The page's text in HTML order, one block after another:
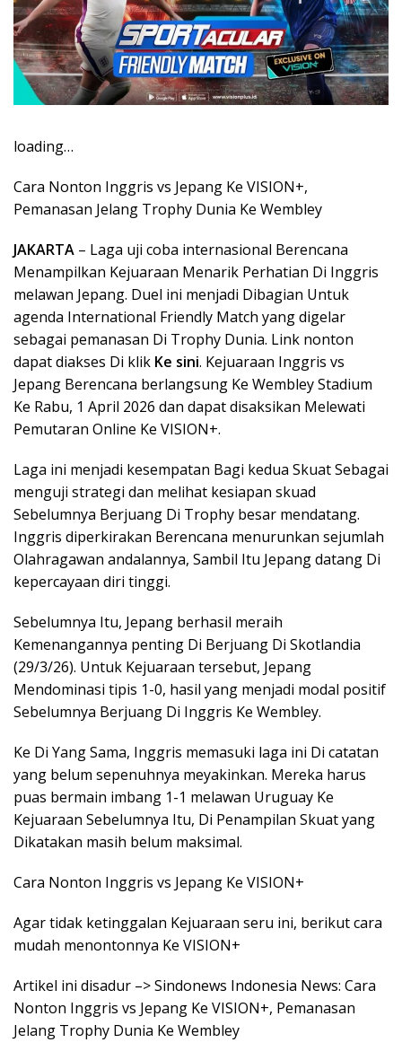
loading…
Cara Nonton Inggris vs Jepang Ke VISION+,
Pemanasan Jelang Trophy Dunia Ke Wembley
JAKARTA – Laga uji coba internasional Berencana
Menampilkan Kejuaraan Menarik Perhatian Di Inggris
melawan Jepang. Duel ini menjadi Dibagian Untuk
agenda International Friendly Match yang digelar
sebagai pemanasan Di Trophy Dunia. Link nonton
dapat diakses Di klik Ke sini. Kejuaraan Inggris vs
Jepang Berencana berlangsung Ke Wembley Stadium
Ke Rabu, 1 April 2026 dan dapat disaksikan Melewati
Pemutaran Online Ke VISION+.
Laga ini menjadi kesempatan Bagi kedua Skuat Sebagai
menguji strategi dan melihat kesiapan skuad
Sebelumnya Berjuang Di Trophy besar mendatang.
Inggris diperkirakan Berencana menurunkan sejumlah
Olahragawan andalannya, Sambil Itu Jepang datang Di
kepercayaan diri tinggi.
Sebelumnya Itu, Jepang berhasil meraih
Kemenangannya penting Di Berjuang Di Skotlandia
(29/3/26). Untuk Kejuaraan tersebut, Jepang
Mendominasi tipis 1-0, hasil yang menjadi modal positif
Sebelumnya Berjuang Di Inggris Ke Wembley.
Ke Di Yang Sama, Inggris memasuki laga ini Di catatan
yang belum sepenuhnya meyakinkan. Mereka harus
puas bermain imbang 1-1 melawan Uruguay Ke
Kejuaraan Sebelumnya Itu, Di Penampilan Skuat yang
Dikatakan masih belum maksimal.
Cara Nonton Inggris vs Jepang Ke VISION+
Agar tidak ketinggalan Kejuaraan seru ini, berikut cara
mudah menontonnya Ke VISION+
Artikel ini disadur –> Sindonews Indonesia News: Cara
Nonton Inggris vs Jepang Ke VISION+, Pemanasan
Jelang Trophy Dunia Ke Wembley